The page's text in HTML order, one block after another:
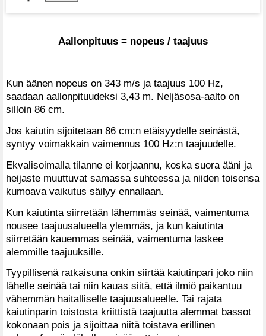
Aallonpituus = nopeus / taajuus
Kun äänen nopeus on 343 m/s ja taajuus 100 Hz,
saadaan aallonpituudeksi 3,43 m. Neljäsosa-aalto on
silloin 86 cm.
Jos kaiutin sijoitetaan 86 cm:n etäisyydelle seinästä,
syntyy voimakkain vaimennus 100 Hz:n taajuudelle.
Ekvalisoimalla tilanne ei korjaannu, koska suora ääni ja
heijaste muuttuvat samassa suhteessa ja niiden toisensa
kumoava vaikutus säilyy ennallaan.
Kun kaiutinta siirretään lähemmäs seinää, vaimentuma
nousee taajuusalueella ylemmäs, ja kun kaiutinta
siirretään kauemmas seinää, vaimentuma laskee
alemmille taajuuksille.
Tyypillisenä ratkaisuna onkin siirtää kaiutinpari joko niin
lähelle seinää tai niin kauas siitä, että ilmiö paikantuu
vähemmän haitalliselle taajuusalueelle. Tai rajata
kaiutinparin toistosta kriittistä taajuutta alemmat bassot
kokonaan pois ja sijoittaa niitä toistava erillinen